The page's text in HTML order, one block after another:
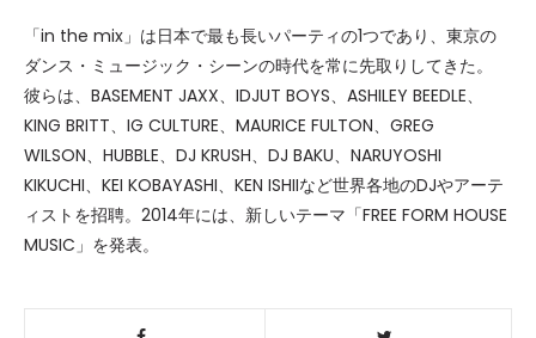
「in the mix」は日本で最も長いパーティの1つであり、東京の
ダンス・ミュージック・シーンの時代を常に先取りしてきた。
彼らは、BASEMENT JAXX、IDJUT BOYS、ASHILEY BEEDLE、
KING BRITT、IG CULTURE、MAURICE FULTON、GREG
WILSON、HUBBLE、DJ KRUSH、DJ BAKU、NARUYOSHI
KIKUCHI、KEI KOBAYASHI、KEN ISHIIなど世界各地のDJやアーテ
ィストを招聘。2014年には、新しいテーマ「FREE FORM HOUSE
MUSIC」を発表。